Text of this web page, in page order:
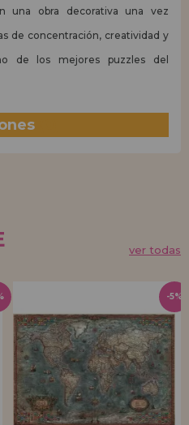
una obra decorativa una vez
de concentración, creatividad y
de los mejores puzzles del
ver todas
-5%